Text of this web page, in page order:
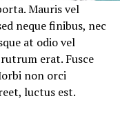
Mauris vel
neque finibus, nec
at odio vel
erat. Fusce
non orci
luctus est.